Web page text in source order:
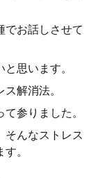
でお話しさせて
思います。
解消法。
参りました。
そんなストレス
。